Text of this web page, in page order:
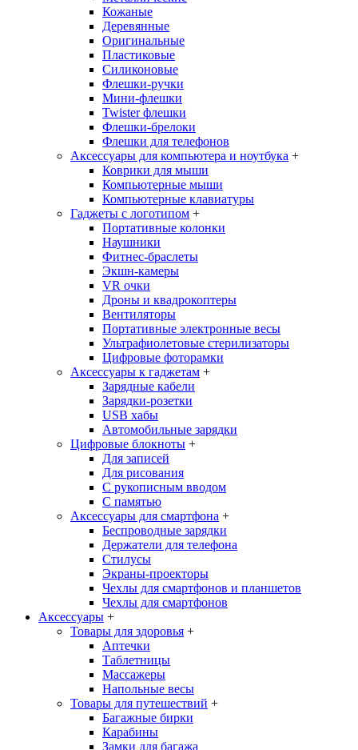
Кожаные
Деревянные
Оригинальные
Пластиковые
Силиконовые
Флешки-ручки
Мини-флешки
Twister флешки
Флешки-брелоки
Флешки для телефонов
Аксессуары для компьютера и ноутбука +
Коврики для мыши
Компьютерные мыши
Компьютерные клавиатуры
Гаджеты с логотипом +
Портативные колонки
Наушники
Фитнес-браслеты
Экшн-камеры
VR очки
Дроны и квадрокоптеры
Вентиляторы
Портативные электронные весы
Ультрафиолетовые стерилизаторы
Цифровые фоторамки
Аксессуары к гаджетам +
Зарядные кабели
Зарядки-розетки
USB хабы
Автомобильные зарядки
Цифровые блокноты +
Для записей
Для рисования
С рукописным вводом
С памятью
Аксессуары для смартфона +
Беспроводные зарядки
Держатели для телефона
Стилусы
Экраны-проекторы
Чехлы для смартфонов и планшетов
Чехлы для смартфонов
Аксессуары +
Товары для здоровья +
Аптечки
Таблетницы
Массажеры
Напольные весы
Товары для путешествий +
Багажные бирки
Карабины
Замки для багажа